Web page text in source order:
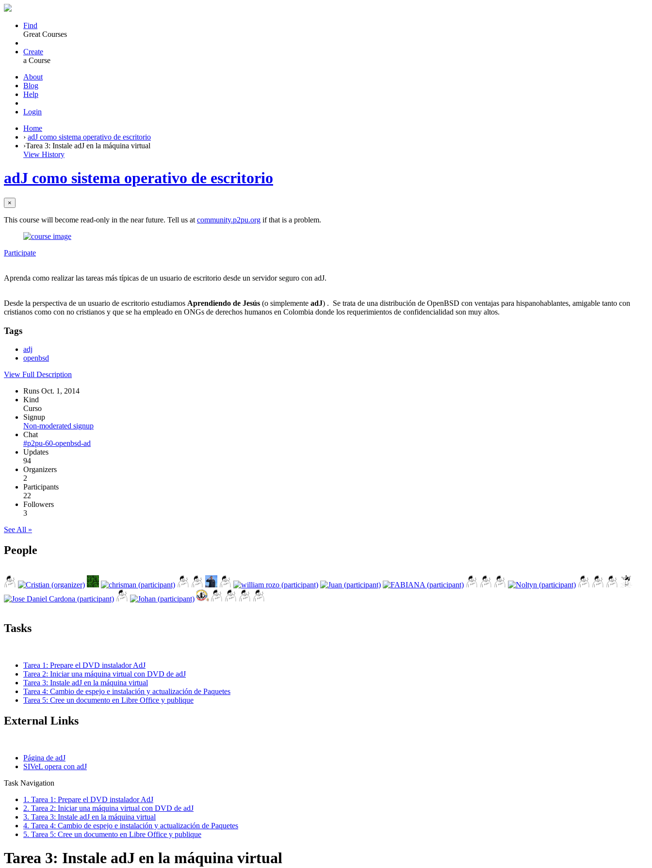
Find
Great Courses
Create
a Course
About
Blog
Help
Login
Home
› adJ como sistema operativo de escritorio
›Tarea 3: Instale adJ en la máquina virtual
View History
adJ como sistema operativo de escritorio
×
This course will become read-only in the near future. Tell us at community.p2pu.org if that is a problem.
Participate
Aprenda como realizar las tareas más típicas de un usuario de escritorio desde un servidor seguro con adJ.
Desde la perspectiva de un usuario de escritorio estudiamos Aprendiendo de Jesús (o simplemente adJ) . Se trata de una distribución de OpenBSD con ventajas para hispanohablantes, amigable tanto con
cristianos como con no cristianos y que se ha empleado en ONGs de derechos humanos en Colombia donde los requerimientos de confidencialidad son muy altos.
Tags
adj
openbsd
View Full Description
Runs Oct. 1, 2014
Kind
Curso
Signup
Non-moderated signup
Chat
#p2pu-60-openbsd-ad
Updates
94
Organizers
2
Participants
22
Followers
3
See All »
People
Tasks
Tarea 1: Prepare el DVD instalador AdJ
Tarea 2: Iniciar una máquina virtual con DVD de adJ
Tarea 3: Instale adJ en la máquina virtual
Tarea 4: Cambio de espejo e instalación y actualización de Paquetes
Tarea 5: Cree un documento en Libre Office y publique
External Links
Página de adJ
SIVeL opera con adJ
Task Navigation
1. Tarea 1: Prepare el DVD instalador AdJ
2. Tarea 2: Iniciar una máquina virtual con DVD de adJ
3. Tarea 3: Instale adJ en la máquina virtual
4. Tarea 4: Cambio de espejo e instalación y actualización de Paquetes
5. Tarea 5: Cree un documento en Libre Office y publique
Tarea 3: Instale adJ en la máquina virtual